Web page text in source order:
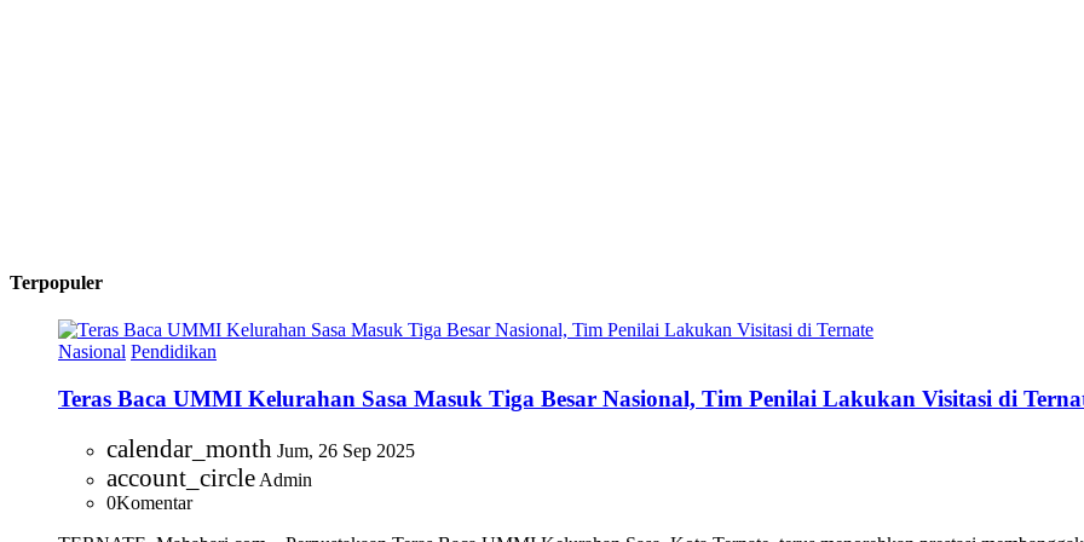
Terpopuler
Nasional Pendidikan
Teras Baca UMMI Kelurahan Sasa Masuk Tiga Besar Nasional, Tim Penilai Lakukan Visitasi di
calendar_month Jum, 26 Sep 2025
account_circle Admin
0Komentar